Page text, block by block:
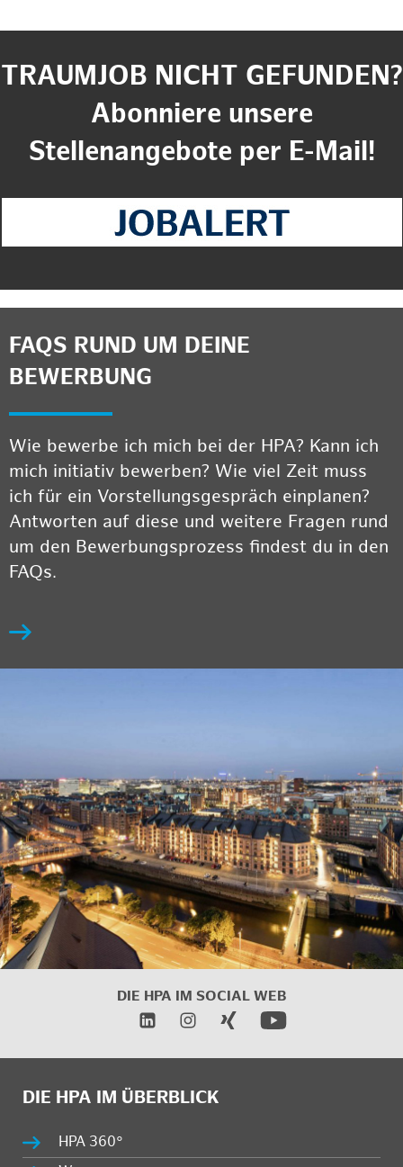
TRAUMJOB NICHT GEFUNDEN?
Abonniere unsere
Stellenangebote per E-Mail!
FAQS RUND UM DEINE
BEWERBUNG
Wie bewerbe ich mich bei der HPA? Kann ich
mich initiativ bewerben? Wie viel Zeit muss
ich für ein Vorstellungsgespräch einplanen?
Antworten auf diese und weitere Fragen rund
um den Bewerbungsprozess findest du in den
FAQs.
DIE HPA IM SOCIAL WEB
DIE HPA IM ÜBERBLICK
HPA 360°